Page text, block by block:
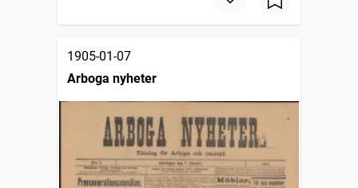
1905-01-07
Arboga nyheter